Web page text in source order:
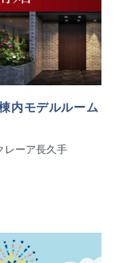
内モデルルーム
レーア長久手